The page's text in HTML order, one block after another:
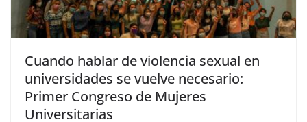
Cuando hablar de violencia sexual en
universidades se vuelve necesario:
Primer Congreso de Mujeres
Universitarias